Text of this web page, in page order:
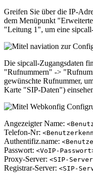
Greifen Sie über die IP-
dem Menüpunkt
"Leitung 1", um eine
Die sipcall-Zugangsdaten
"Rufnummern" ->
gewünschte Rufnummer,
Karte "SIP-Daten")
Angezeigter Name:
Telefon-Nr:
Authentifiz.name:
Passwort: <VoIP-
Proxy-Server: <SIP-
Registrar-Server: <SIP-